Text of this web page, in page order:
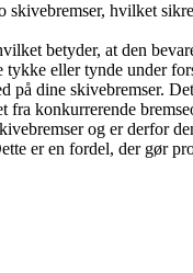
skivebremser, hvilket
betyder, at den
eller tynde under
dine skivebremser.
konkurrerende
og er derfor
er en fordel, der gør